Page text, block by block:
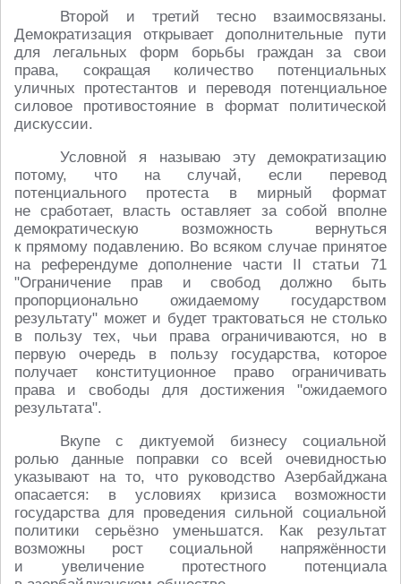
Второй и третий тесно взаимосвязаны.
Демократизация открывает дополнительные пути
для легальных форм борьбы граждан за свои
права, сокращая количество потенциальных
уличных протестантов и переводя потенциальное
силовое противостояние в формат политической
дискуссии.
Условной я называю эту демократизацию
потому, что на случай, если перевод
потенциального протеста в мирный формат
не сработает, власть оставляет за собой вполне
демократическую возможность вернуться
к прямому подавлению. Во всяком случае принятое
на референдуме дополнение части II статьи 71
"Ограничение прав и свобод должно быть
пропорционально ожидаемому государством
результату" может и будет трактоваться не столько
в пользу тех, чьи права ограничиваются, но в
первую очередь в пользу государства, которое
получает конституционное право ограничивать
права и свободы для достижения "ожидаемого
результата".
Вкупе с диктуемой бизнесу социальной
ролью данные поправки со всей очевидностью
указывают на то, что руководство Азербайджана
опасается: в условиях кризиса возможности
государства для проведения сильной социальной
политики серьёзно уменьшатся. Как результат
возможны рост социальной напряжённости
и увеличение протестного потенциала